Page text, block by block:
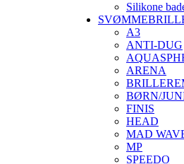
Silikone
A3
ANTI-DUG
ARENA
BØRN/
FINIS
HEAD
MAD
MP
SPEEDO